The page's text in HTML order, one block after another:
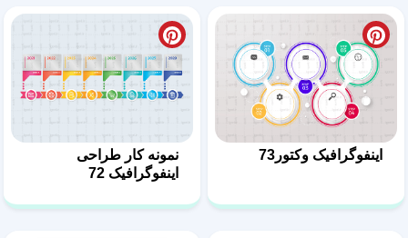
اینفوگرافیک وکتور73
نمونه کار طراحی
اینفوگرافیک 72